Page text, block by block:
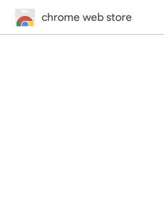
chrome web store